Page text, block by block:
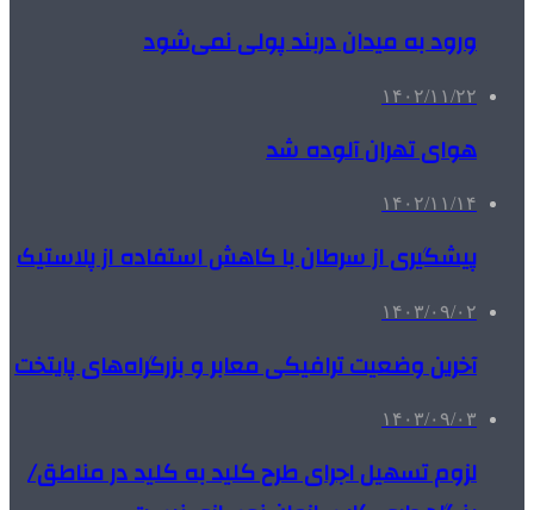
ورود به میدان دربند پولی نمی‌شود
۱۴۰۲/۱۱/۲۲
هوای تهران آلوده شد
۱۴۰۲/۱۱/۱۴
پیشگیری از سرطان با کاهش استفاده از پلاستیک
۱۴۰۳/۰۹/۰۲
آخرین وضعیت ترافیکی معابر و بزرگراه‌های پایتخت
۱۴۰۳/۰۹/۰۳
لزوم تسهیل اجرای طرح کلید به کلید در مناطق/